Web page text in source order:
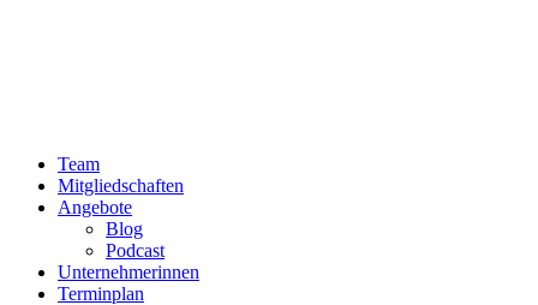
Team
Mitgliedschaften
Angebote
Blog
Podcast
Unternehmerinnen
Terminplan